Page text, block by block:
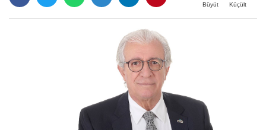
Büyüt Küçült